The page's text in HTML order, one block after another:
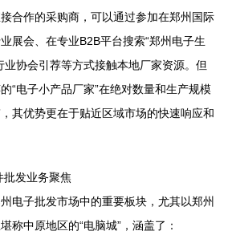
合作的采购商，可以通过参加在郑州国际
展会、在专业B2B平台搜索“郑州电子生
业协会引荐等方式接触本地厂家资源。但
“电子小产品厂家”在绝对数量和生产规模
其优势更在于贴近区域市场的快速响应和
批发业务聚焦
电子批发市场中的重要板块，尤其以郑州
称中原地区的“电脑城”，涵盖了：